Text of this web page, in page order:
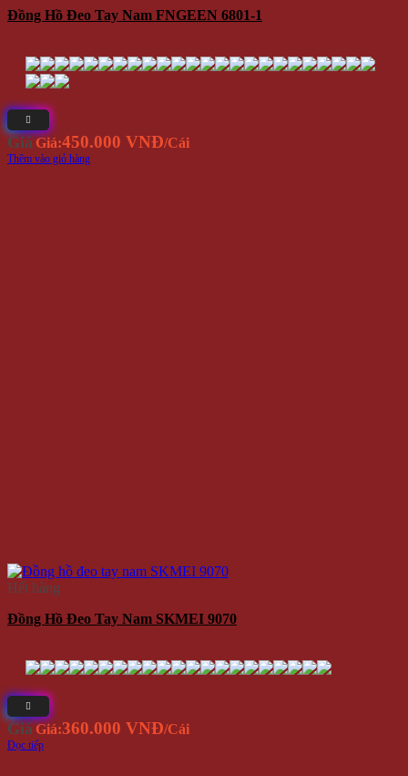
Đồng Hồ Đeo Tay Nam FNGEEN 6801-1
GiáGiá:450.000 VNĐ/Cái
Thêm vào giỏ hàng
Hết hàng
Đồng Hồ Đeo Tay Nam SKMEI 9070
GiáGiá:360.000 VNĐ/Cái
Đọc tiếp